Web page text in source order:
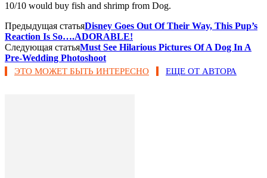
10/10 would buy fish and shrimp from Dog.
Предыдущая статьяDisney Goes Out Of Their Way, This Pup’s
Reaction Is So….ADORABLE!
Следующая статьяMust See Hilarious Pictures Of A Dog In A
Pre-Wedding Photoshoot
ЭТО МОЖЕТ БЫТЬ ИНТЕРЕСНО ЕЩЕ ОТ АВТОРА